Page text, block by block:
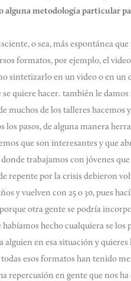
alguna metodología particular
o sea, más espontánea
formatos, por ejemplo, el
sintetizarlo en un video o en
quiere hacer. también le
muchos de los talleres hacemos
los pasos, de alguna manera
que son interesantes y que
donde trabajamos con jóvenes
repente por la crisis debieron
y vuelven con 25 o 30, pues
otra gente se podría
hecho cualquiera se
alguien en esa situación y
esos formatos han tenido
repercusión en gente que nos